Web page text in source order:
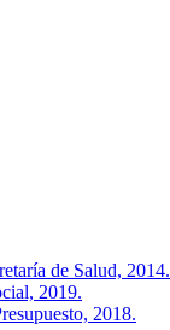
de Salud, 2014.
2019.
2018.